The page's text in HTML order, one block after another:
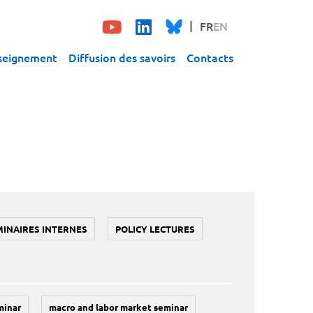
FREN
Diffusion des savoirs Contacts
INTERNES POLICY LECTURES
macro and labor market seminar